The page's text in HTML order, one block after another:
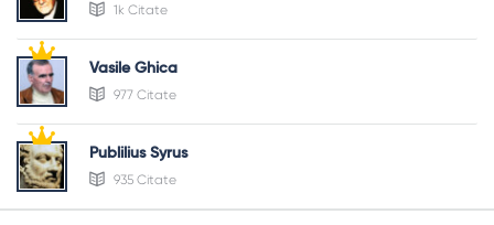
1k Citate
Vasile Ghica
977 Citate
Publilius Syrus
935 Citate